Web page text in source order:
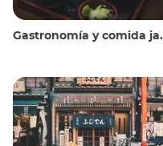
Gastronomía y comida japonesas